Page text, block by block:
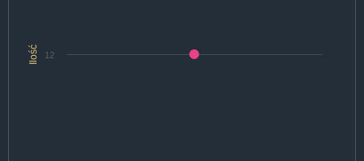
Ilość 12